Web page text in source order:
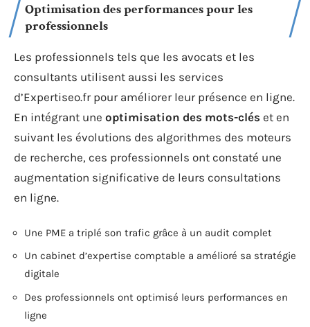
Optimisation des performances pour les
professionnels
Les professionnels tels que les avocats et les
consultants utilisent aussi les services
d’Expertiseo.fr pour améliorer leur présence en ligne.
En intégrant une optimisation des mots-clés et en
suivant les évolutions des algorithmes des moteurs
de recherche, ces professionnels ont constaté une
augmentation significative de leurs consultations
en ligne.
Une PME a triplé son trafic grâce à un audit complet
Un cabinet d’expertise comptable a amélioré sa stratégie
digitale
Des professionnels ont optimisé leurs performances en
ligne